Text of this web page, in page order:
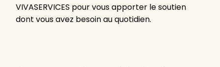
VIVASERVICES pour vous apporter le soutien
dont vous avez besoin au quotidien.